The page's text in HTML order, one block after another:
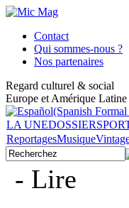
Contact
Qui sommes-nous ?
Nos partenaires
Regard culturel & social
Europe et Amérique Latine
LA UNEDOSSIERS
ReportagesMusique
- Lire